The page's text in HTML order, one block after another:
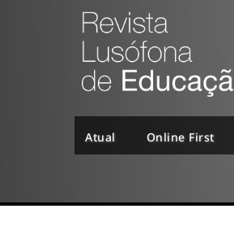
Atual Online First